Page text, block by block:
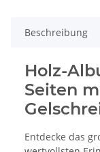
Beschreibung
Holz-
Seiten
Entdecke das